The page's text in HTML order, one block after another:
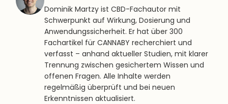
Dominik Martzy ist CBD-Fachautor mit
Schwerpunkt auf Wirkung, Dosierung und
Anwendungssicherheit. Er hat über 300
Fachartikel für CANNABY recherchiert und
verfasst – anhand aktueller Studien, mit klarer
Trennung zwischen gesichertem Wissen und
offenen Fragen. Alle Inhalte werden
regelmäßig überprüft und bei neuen
Erkenntnissen aktualisiert.